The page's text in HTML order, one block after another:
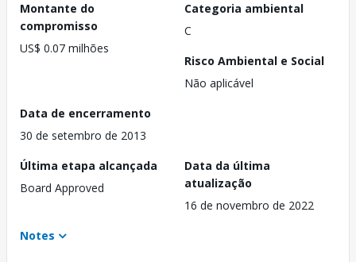
Montante do
compromisso
US$ 0.07 milhões
Categoria ambiental
C
Risco Ambiental e Social
Não aplicável
Data de encerramento
30 de setembro de 2013
Última etapa alcançada
Board Approved
Data da última
atualização
16 de novembro de 2022
Notes